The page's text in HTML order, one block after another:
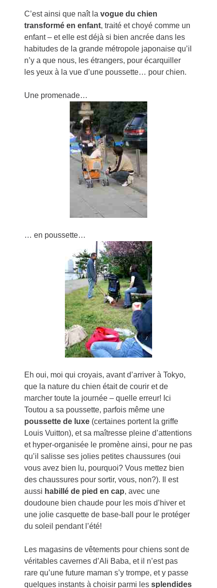
C’est ainsi que naît lavogue du chien
transformé en enfant, traité et choyé comme un
enfant – et elle est déjà si bien ancrée dans les
habitudes de la grande métropole japonaise qu’il
n’y a que nous, les étrangers, pour écarquiller
les yeux à la vue d’une poussette… pour chien.
Une promenade…
… en poussette…
Eh oui, moi qui croyais, avant d’arriver à Tokyo,
que la nature du chien était de courir et de
marcher toute la journée – quelle erreur! Ici
Toutou a sa poussette, parfois même une
poussette de luxe (certaines portent la griffe
Louis Vuitton), et sa maîtresse pleine d’attentions
et hyper-organisée le promène ainsi, pour ne pas
qu’il salisse ses jolies petites chaussures (oui
vous avez bien lu, pourquoi? Vous mettez bien
des chaussures pour sortir, vous, non?). Il est
aussi habillé de pied en cap, avec une
doudoune bien chaude pour les mois d’hiver et
une jolie casquette de base-ball pour le protéger
du soleil pendant l’été!
Les magasins de vêtements pour chiens sont de
véritables cavernes d’Ali Baba, et il n’est pas
rare qu’une future maman s’y trompe, et y passe
quelques instants à choisir parmi lessplendides